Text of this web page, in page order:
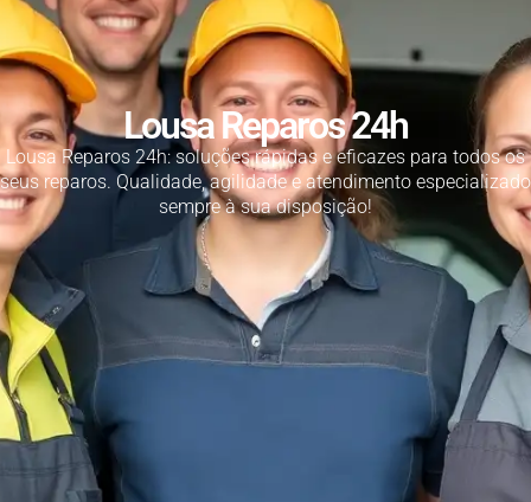
Lousa Reparos 24h
Lousa Reparos 24h: soluções rápidas e eficazes para todos os
seus reparos. Qualidade, agilidade e atendimento especializado
sempre à sua disposição!